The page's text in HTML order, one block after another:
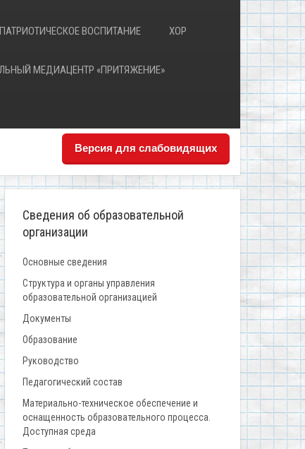
ВОСПИТАНИЕ ХОР
МЕДИАЦЕНТР «ПРИТЯЖЕНИЕ»
Версия для слабовидящих
Сведения об образовательной
организации
Основные сведения
Структура и органы управления
образовательной организацией
Документы
Образование
Руководство
Педагогический состав
Материально-техническое обеспечение и
оснащенность образовательного процесса.
Доступная среда